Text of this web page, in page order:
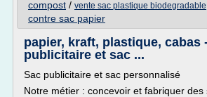
compost / vente sac plastique biodegradable
contre sac papier
papier, kraft, plastique, cabas
publicitaire et sac ...
Sac publicitaire et sac personnalisé
Notre métier : concevoir et fabriquer des